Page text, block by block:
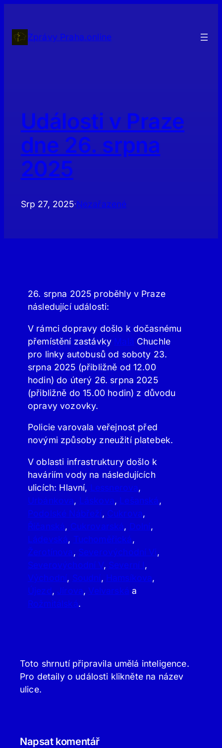
obsahZprávy Praha.online
Události v Praze
dne 26. srpna
2025
Srp 27, 2025·Nezařazené
26. srpna 2025 proběhly v Praze
následující události:
V rámci dopravy došlo k dočasnému
přemístění zastávky Malá Chuchle
pro linky autobusů od soboty 23.
srpna 2025 (přibližně od 12.00
hodin) do úterý 26. srpna 2025
(přibližně do 15.00 hodin) z důvodu
opravy vozovky.
Policie varovala veřejnost před
novými způsoby zneužití platebek.
V oblasti infrastruktury došlo k
haváriím vody na následujících
ulicích: Hlavní, Lessnerova,
Urbánkova, Láskova, Lešanská,
Podolské Nábřeží, Cukrova,
Říčanská, Cukrovarská, Dolní,
Ládevská, Tuchoměřická,
Žerotínova, Severovýchodní Vi,
Severovýchodní V, Severní I,
Východní, Soudní, Hamsíkova,
Újezd, Jírova, Velvarská a
Rožmitálská.
Toto shrnutí připravila umělá inteligence.
Pro detaily o události klikněte na název
ulice.
Napsat komentář